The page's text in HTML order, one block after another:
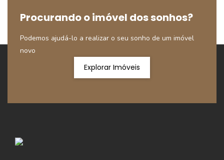
Procurando o imóvel dos sonhos?
Podemos ajudá-lo a realizar o seu sonho de um imóvel
novo
Explorar Imóveis